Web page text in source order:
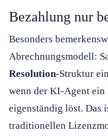
Bezahlung nur
Besonders
Abrechnungsmodell:
Resolution-Struktur
wenn der KI-Agent
eigenständig löst. Das
traditionellen